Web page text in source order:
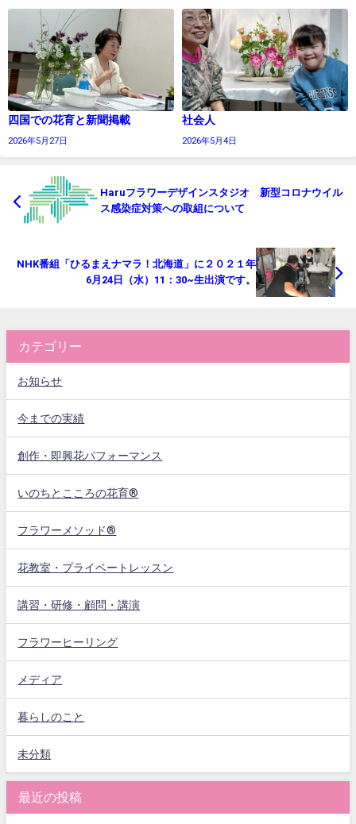
四国での花育と新聞掲載
2026年5月27日
社会人
2026年5月4日
Haruフラワーデザインスタジオ 新型コロナウイル
ス感染症対策への取組について
NHK番組「ひるまえナマラ！北海道」に２０２１年
6月24日（水）11：30~生出演です。
カテゴリー
お知らせ
今までの実績
創作・即興花パフォーマンス
いのちとこころの花育®
フラワーメソッド®
花教室・プライベートレッスン
講習・研修・顧問・講演
フラワーヒーリング
メディア
暮らしのこと
未分類
最近の投稿